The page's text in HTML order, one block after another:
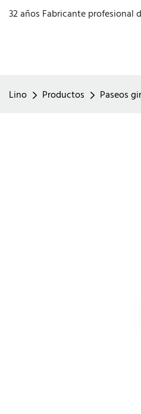
32 años Fabricante profesional
Lino Productos Paseos